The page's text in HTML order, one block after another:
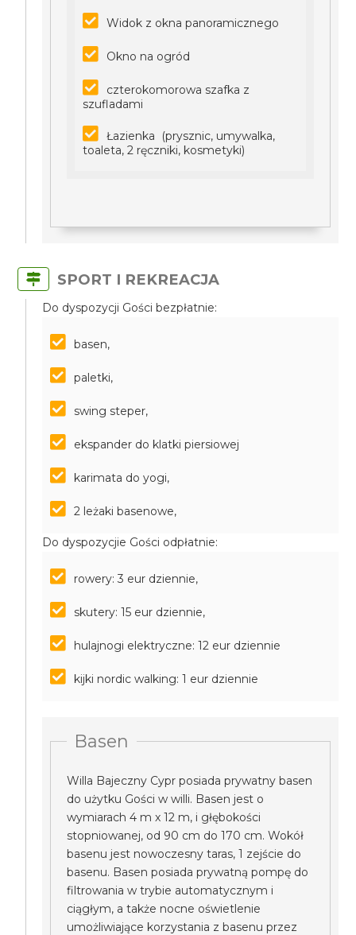
Widok z okna panoramicznego
Okno na ogród
czterokomorowa szafka z
szufladami
Łazienka (prysznic, umywalka,
toaleta, 2 ręczniki, kosmetyki)
SPORT I REKREACJA
Do dyspozycji Gości bezpłatnie:
basen,
paletki,
swing steper,
ekspander do klatki piersiowej
karimata do yogi,
2 leżaki basenowe,
Do dyspozycjie Gości odpłatnie:
rowery: 3 eur dziennie,
skutery: 15 eur dziennie,
hulajnogi elektryczne: 12 eur dziennie
kijki nordic walking: 1 eur dziennie
Basen
Willa Bajeczny Cypr posiada prywatny basen
do użytku Gości w willi. Basen jest o
wymiarach 4 m x 12 m, i głębokości
stopniowanej, od 90 cm do 170 cm. Wokół
basenu jest nowoczesny taras, 1 zejście do
basenu. Basen posiada prywatną pompę do
filtrowania w trybie automatycznym i
ciągłym, a także nocne oświetlenie
umożliwiające korzystania z basenu przez